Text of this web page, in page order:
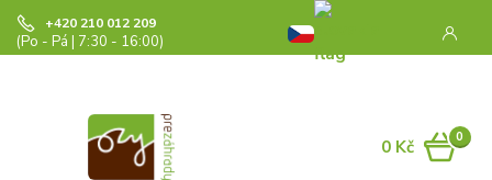
+420 210 012 209
(Po - Pá | 7:30 - 16:00)
0
0 Kč